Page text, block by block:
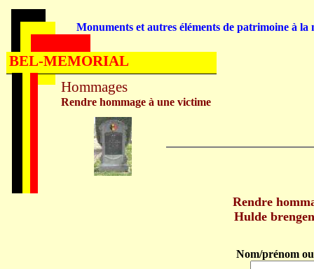
Rendre
Hulde
Nom/prénom
Hommages
Rendre hommage à une victime
Monuments et autres éléments de patrimoine à la
BEL-MEMORIAL